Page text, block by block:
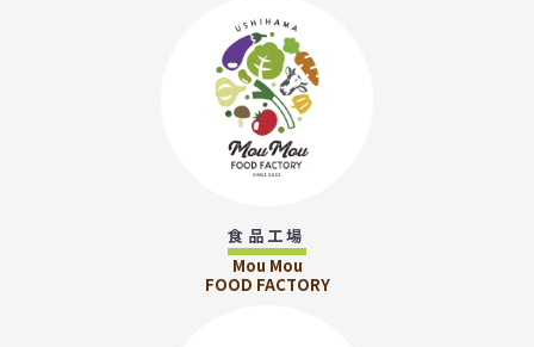
食品工場
Mou Mou
FOOD FACTORY